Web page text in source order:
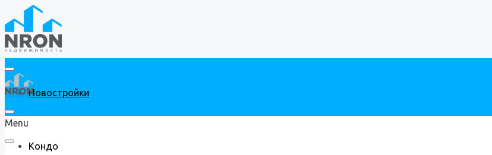
Новостройки
Кондо
Menu